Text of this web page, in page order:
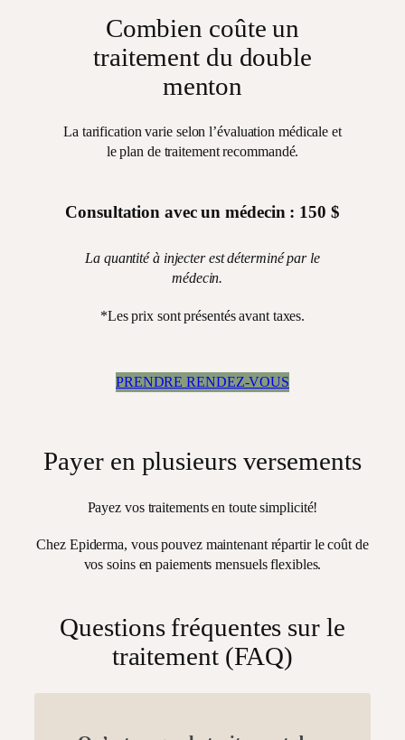
Combien coûte un
traitement du double
menton
La tarification varie selon l’évaluation médicale et
le plan de traitement recommandé.
Consultation avec un médecin : 150 $
La quantité à injecter est déterminé par le
médecin.
*Les prix sont présentés avant taxes.
PRENDRE RENDEZ-VOUS
Payer en plusieurs versements
Payez vos traitements en toute simplicité!
Chez Epiderma, vous pouvez maintenant répartir le coût de
vos soins en paiements mensuels flexibles.
Questions fréquentes sur le
traitement (FAQ)